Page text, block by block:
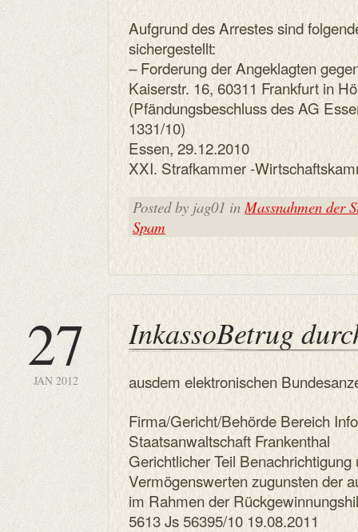
Aufgrund des Arrestes sind
sichergestellt:
– Forderung der Angeklagten
Kaiserstr. 16, 60311 Frankfurt in
(Pfändungsbeschluss des AG
1331/10)
Essen, 29.12.2010
XXI. Strafkammer -
Posted by jag01 inMassnahmen der
Spam
27
JAN 2012
InkassoBetrug
ausdem elektronischen
Firma/Gericht/Behörde Bereich
Staatsanwaltschaft Frankenthal
Gerichtlicher Teil
Vermögenswerten zugunsten der
im Rahmen der
5613 Js 56395/10 19.08.2011